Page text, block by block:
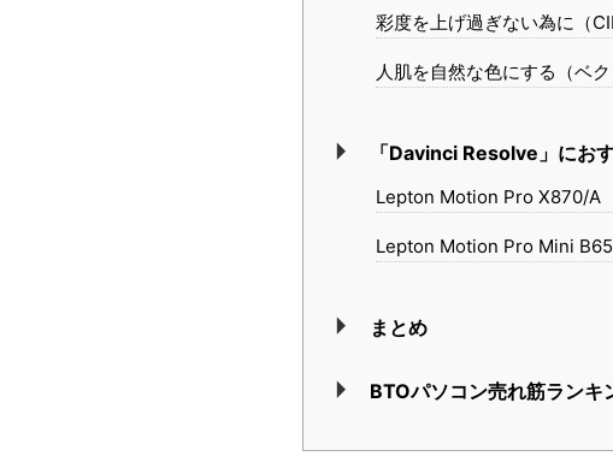
彩度を上げ過ぎない為に（
人肌を自然な色にする（ベク
「Davinci Resolve」にお
Lepton Motion Pro X870/A
Lepton Motion Pro Mini
まとめ
BTOパソコン売れ筋ランキ